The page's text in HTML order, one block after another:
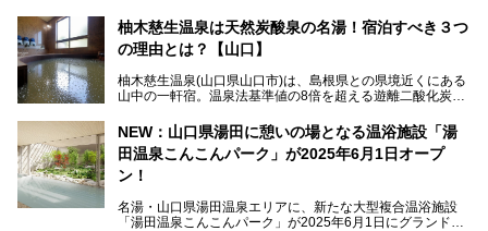
湯田温泉では、瑠璃光寺五重塔などの観光スポット、「そば
寿司」などのグルメスポット、なかには「女将劇場」なんて
一風変わった催しを実施している旅館もあり、観光を満喫で
この記事では、湯田温泉の魅力を味わえる宿泊施設や日帰り
ス方法も紹介します！
柚木慈生温泉は天然炭酸泉の名湯！宿泊すべき３つ
の理由とは？【山口】
柚木慈生温泉(山口県山口市)は、島根県との県境近くにある
山中の一軒宿。温泉法基準値の8倍を超える遊離二酸化炭素
親しまれています。
日帰り入浴も可能ですが、その真価を存分に満喫するならば
宿泊がベスト。今回は、知られざるその理由を詳細解説。温
泉ファンなら一度は行ってみたい炭酸泉の名湯を、存分にご
紹介します！
NEW：山口県湯田に憩いの場となる温浴施設「湯
田温泉こんこんパーク」が2025年6月1日オープ
ン！
名湯・山口県湯田温泉エリアに、新たな大型複合温浴施設
「湯田温泉こんこんパーク」が2025年6月1日にグランドオ